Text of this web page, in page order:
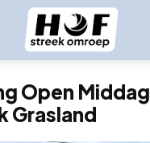
Open Middag
Grasland